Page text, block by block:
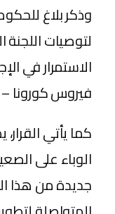
وذكر بلاغ
لتوصيات اللجنة
الاستمرار في
فيروس كورونا –
كما يأتي
الوباء على
جديدة من هذا